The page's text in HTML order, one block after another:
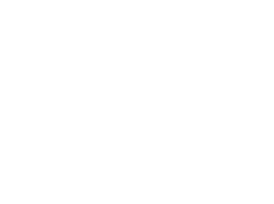
いただ
さい。
くださ
ん。
ること
以下、
、
」とい
得する